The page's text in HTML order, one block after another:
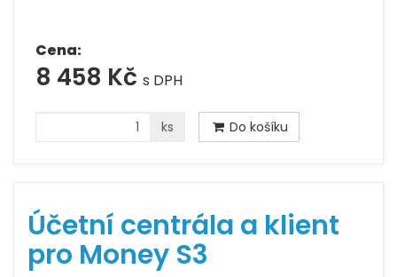
Cena:
8 458 Kč s DPH
ks Do košíku
Účetní centrála a klient
pro Money S3